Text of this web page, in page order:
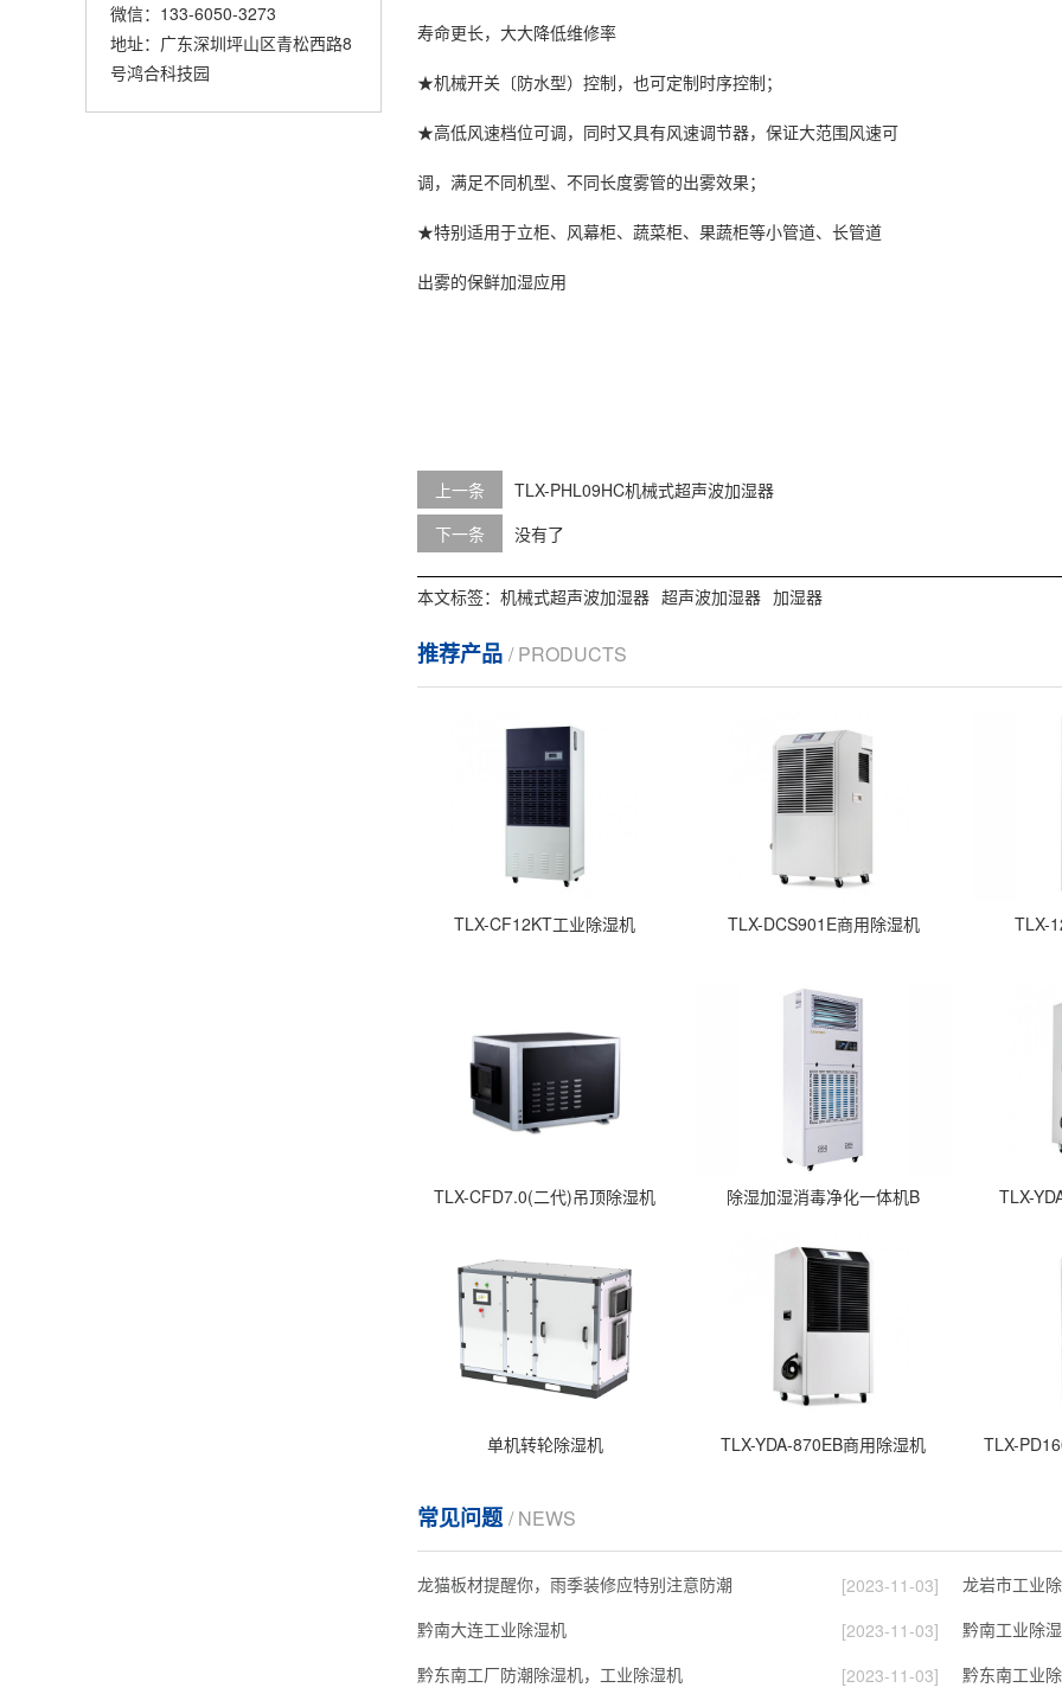
微信：133-6050-3273
地址：广东深圳坪山区青松西路8
号鸿合科技园
寿命更长，大大降低维修率
★机械开关〔防水型）控制，也可定制时序控制；
★高低风速档位可调，同时又具有风速调节器，保证大范围风速可
调，满足不同机型、不同长度雾管的出雾效果；
★特别适用于立柜、风幕柜、蔬菜柜、果蔬柜等小管道、长管道
出雾的保鲜加湿应用
上一条 TLX-PHL09HC机械式超声波加湿器
下一条
没有了
本文标签： 机械式超声波加湿器 超声波加湿器 加湿器
推荐产品 / PRODUCTS
TLX-CF12KT工业除湿机 TLX-DCS901E商用除湿机 TLX-
TLX-CFD7.0(二代)吊顶除湿机 除湿加湿消毒净化一体机B TLX-
单机转轮除湿机 TLX-YDA-870EB商用除湿机 TLX-
常见问题/ NEWS
龙猫板材提醒你，雨季装修应特别注意防潮 [2023-11-03] 龙岩市工业
黔南大连工业除湿机
[2023-11-03] 黔南工业除
黔东南工厂防潮除湿机，工业除湿机
[2023-11-03] 黔东南工业